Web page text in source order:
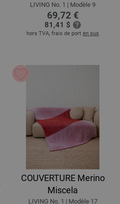
LIVING No. 1 | Modèle 9
69,72 €
81,41 $
hors TVA, frais de port en sus
COUVERTURE Merino
Miscela
LIVING No. 1 | Modèle 17